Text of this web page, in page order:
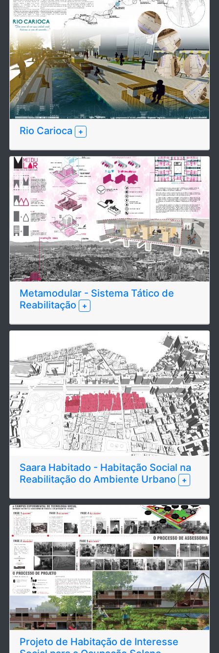
Rio Carioca +
Metamodular - Sistema Tático de
Reabilitação
+
Saara Habitado - Habitação Social na
Reabilitação do Ambiente Urbano
+
Projeto de Habitação de Interesse